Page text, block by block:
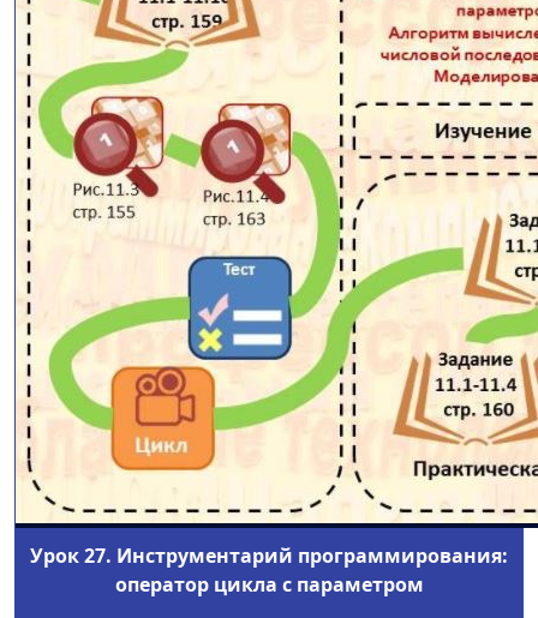
Урок 27. Инструментарий программирования:
оператор цикла с параметром